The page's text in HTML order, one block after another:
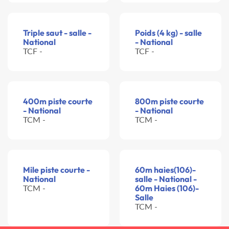
Triple saut - salle -
National
TCF -
Poids (4 kg) - salle
- National
TCF -
400m piste courte
- National
TCM -
800m piste courte
- National
TCM -
Mile piste courte -
National
TCM -
60m haies(106)-
salle - National -
60m Haies (106)-
Salle
TCM -